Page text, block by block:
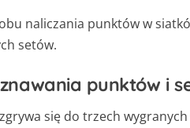
naliczania punktów w
setów.
punktów i
się do trzech